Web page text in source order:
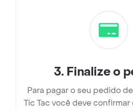
3. Finalize o
Para pagar o seu pedido
Tic Tac você deve